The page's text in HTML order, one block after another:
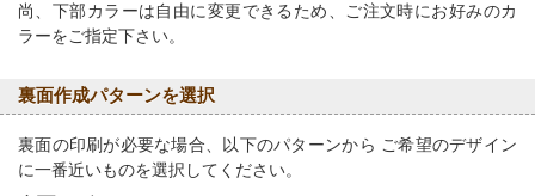
尚、下部カラーは自由に変更できるため、ご注文時にお好みのカ
ラーをご指定下さい。
裏面作成パターンを選択
裏面の印刷が必要な場合、以下のパターンから ご希望のデザイン
に一番近いものを選択してください。